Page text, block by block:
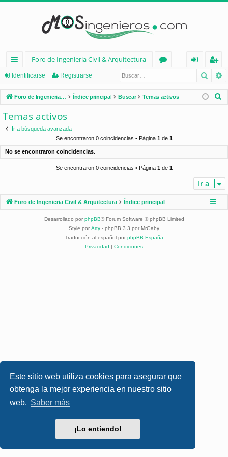
Este sitio web utiliza cookies para asegurar que
obtenga la mejor experiencia en nuestro sitio
web. Saber más
¡Lo entiendo!
nl
ac
es
rá
d
Foro de Ingenieria Civil & Arquitectura
os
nt
ifi
eg
ist
ra
Identificarse Registrarse
Foro de Ingenieria Civil & Arquitectura Índice principal Buscar Temas activos
Temas activos
Ir a búsqueda avanzada
Se encontraron 0 coincidencias • Página 1de 1
No se encontraron coincidencias.
Se encontraron 0 coincidencias • Página 1de 1
Ir a
Foro de Ingenieria Civil & Arquitectura Índice principal
Desarrollado por phpBB® Forum Software © phpBB Limited
Style por Arty - phpBB 3.3 por MrGaby
Traducción al español por phpBB España
Privacidad | Condiciones